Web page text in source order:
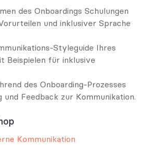
des Onboardings Schulungen
und inklusiver Sprache
Styleguide Ihres
Beispielen für inklusive
des Onboarding-Prozesses
und Feedback zur Kommunikation.
Kommunikation